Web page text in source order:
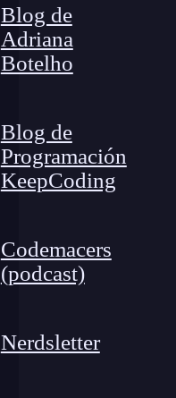
Blog de
Adriana
Botelho
Blog de
Programación
KeepCoding
Codemacers
(podcast)
Nerdsletter